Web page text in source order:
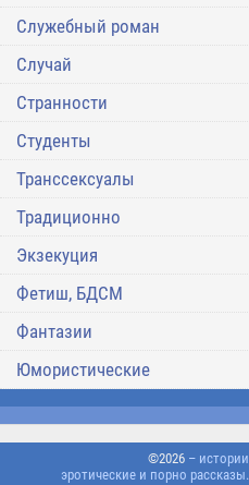
Служебный роман
Случай
Странности
Студенты
Транссексуалы
Традиционно
Экзекуция
Фетиш, БДСМ
Фантазии
Юмористические
©2026 –
эротические и порно